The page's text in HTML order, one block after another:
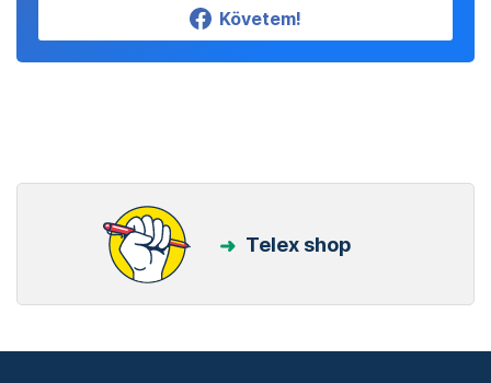
Követem!
Telex shop